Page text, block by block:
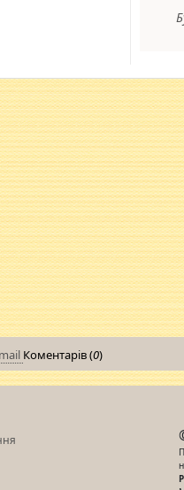
Коментарів (0)